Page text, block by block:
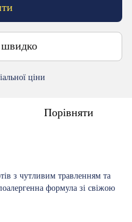
ціни
Порівняти
з чутливим травленням та
формула зі свіжою